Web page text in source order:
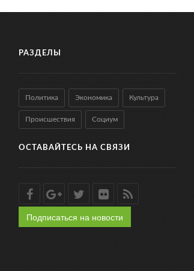
РАЗДЕЛЫ
Политика Экономика Культура
Происшествия Социум
ОСТАВАЙТЕСЬ НА СВЯЗИ
Подписаться на новости